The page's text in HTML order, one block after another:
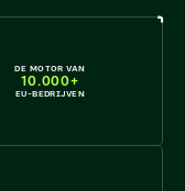
DE MOTOR VAN
10.000+
EU-BEDRIJVEN